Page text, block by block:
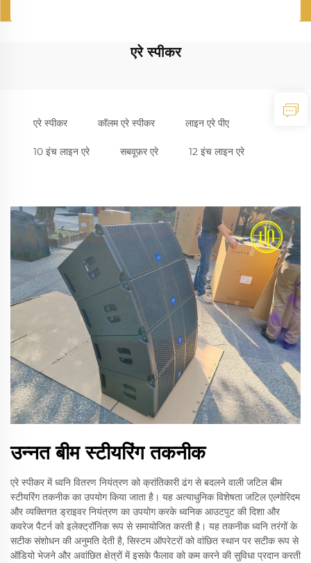
एरे स्पीकर
एरे स्पीकर कॉलम एरे स्पीकर लाइन एरे पीए
10 इंच लाइन एरे सबवूफ़र एरे 12 इंच लाइन एरे
उन्नत बीम स्टीयरिंग तकनीक
एरे स्पीकर में ध्वनि वितरण नियंत्रण को क्रांतिकारी ढंग से बदलने वाली जटिल बीम
स्टीयरिंग तकनीक का उपयोग किया जाता है। यह अत्याधुनिक विशेषता जटिल एल्गोरिदम
और व्यक्तिगत ड्राइवर नियंत्रण का उपयोग करके ध्वनिक आउटपुट की दिशा और
कवरेज पैटर्न को इलेक्ट्रॉनिक रूप से समायोजित करती है। यह तकनीक ध्वनि तरंगों के
सटीक संशोधन की अनुमति देती है, सिस्टम ऑपरेटरों को वांछित स्थान पर सटीक रूप से
ऑडियो भेजने और अवांछित क्षेत्रों में इसके फैलाव को कम करने की सुविधा प्रदान करती